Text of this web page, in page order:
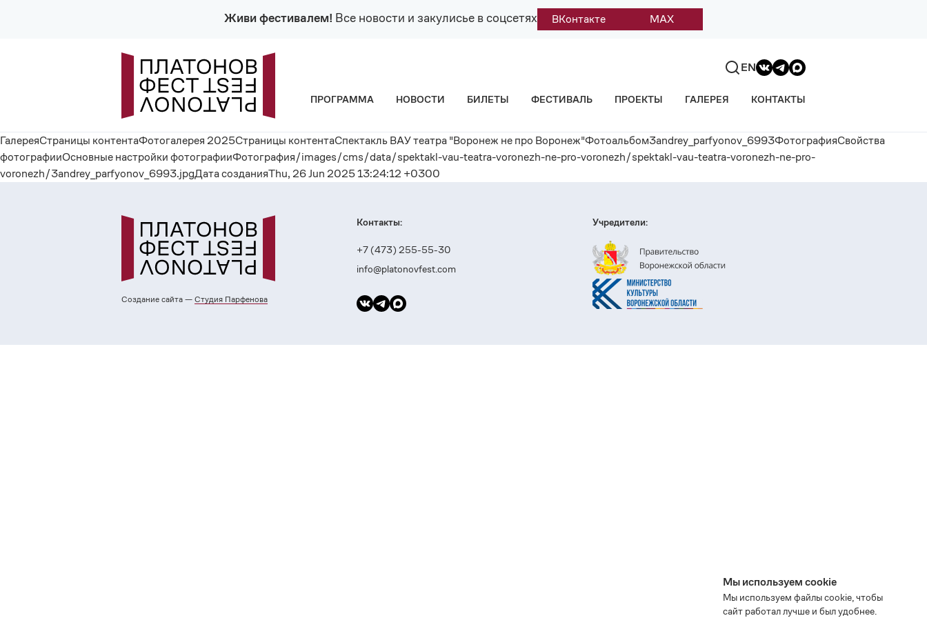
Живи фестивалем! Все новости и закулисье в соцсетях ВКонтакте MAX
ПРОГРАММА НОВОСТИ БИЛЕТЫ ФЕСТИВАЛЬ ПРОЕКТЫ ГАЛЕРЕЯ КОНТАКТЫ
EN
ГалереяСтраницы контентаФотогалерея 2025Страницы контентаСпектакль ВАУ театра "Воронеж не про Воронеж"Фотоальбом3andrey_parfyonov_6993ФотографияСвойства
фотографииОсновные настройки фотографииФотография/images/cms/data/spektakl-vau-teatra-voronezh-ne-pro-voronezh/spektakl-vau-teatra-voronezh-ne-pro-
voronezh/3andrey_parfyonov_6993.jpgДата созданияThu, 26 Jun 2025 13:24:12 +0300
Контакты:
+7 (473) 255-55-30
info@platonovfest.com
Учредители:
Создание сайта — Cтудия Парфенова
Мы используем cookie
Мы используем файлы cookie, чтобы
сайт работал лучше и был удобнее.